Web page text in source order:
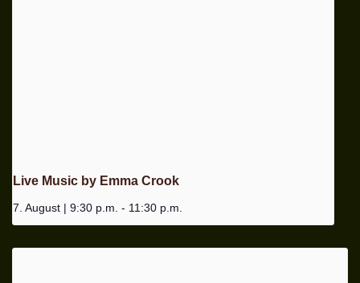
Live Music by Emma Crook
7. August | 9:30 p.m. - 11:30 p.m.